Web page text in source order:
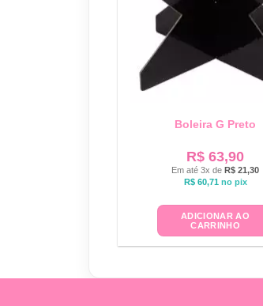
Boleira G Preto
R$ 63,90
Em até 3x deR$ 21,30
R$60,71 no pix
ADICIONAR AO
CARRINHO